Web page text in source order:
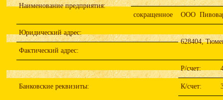
Наименование предприятия:
сокращенное ООО
Юридический адрес:
628404,
Фактический адрес:
Банковские реквизиты:
Р/счет:
К/счет: